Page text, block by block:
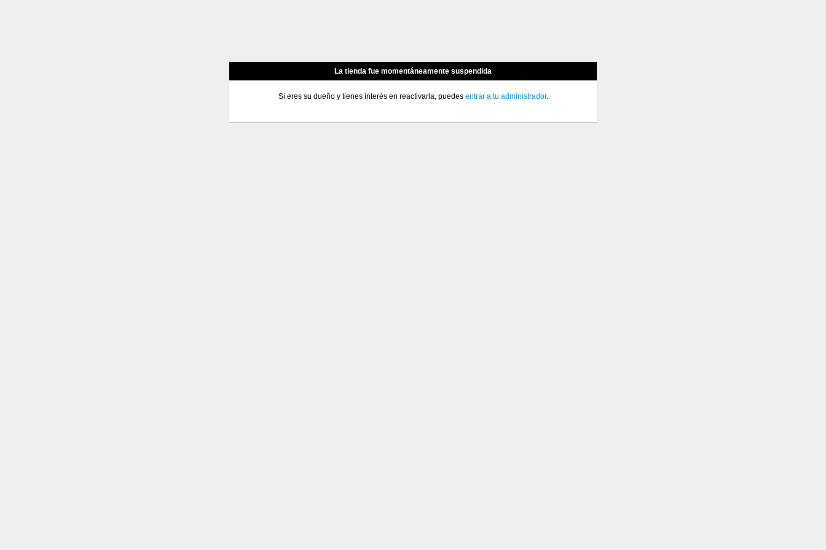
La tienda fue momentáneamente suspendida
Si eres su dueño y tienes interés en reactivarla, puedes entrar a tu administrador.